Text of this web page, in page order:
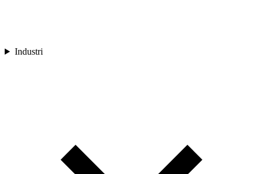
Industri